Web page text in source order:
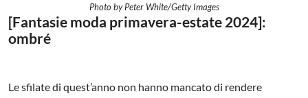
Photo by Peter White/Getty Images
[Fantasie moda primavera-estate 2024]:
ombré
Le sfilate di quest’anno non hanno mancato di rendere